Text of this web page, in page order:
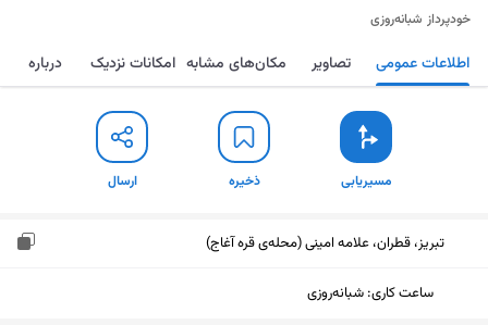
خودپرداز شبانه‌روزی
مسیریابی ذخیره ارسال اطلاعات عمومی تصاویر مکان‌های مشابه امکانات نزدیک درباره
مسیریابی ذخیره ارسال
تبریز، قطران، علامه امینی (محله‌ی قره آغاج)
ساعت کاری: شبانه‌روزی